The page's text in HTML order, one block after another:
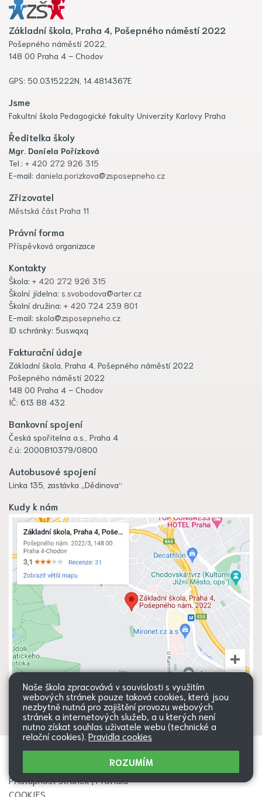
Základní škola, Praha 4, Pošepného náměstí 2022
Pošepného náměstí 2022,
148 00 Praha 4 – Chodov
GPS: 50.0315222N, 14.4814367E
Jsme
Fakultní škola Pedagogické fakulty Univerzity Karlovy Praha
Ředitelka školy
Mgr. Daniela Pořízková
Tel.: + 420 272 926 315
E-mail: daniela.porizkova@zsposepneho.cz
Zřizovatel
Městská část Praha 11
Právní forma
Příspěvková organizace
Kontakty
Škola: + 420 272 926 315
Školní jídelna: s.svobodova@arter.cz
Školní družina: + 420 724 239 801
E-mail: skola@zsposepneho.cz
ID schránky: 5uswqxq
Fakturační údaje
Základní škola, Praha 4, Pošepného náměstí 2022
Pošepného náměstí 2022
148 00 Praha 4 – Chodov
IČ: 613 88 432
Bankovní spojení
Česká spořitelna a.s., Praha 4
č.ú: 2000810379/0800
Autobusové spojení
Linka 135, zastávka „Dědinova“
Kudy k nám
Všechna práva vyhrazena. Copyright
|Přihlásit|
Přístupnost stránek|Pravidla
COOKIES
Web školy
Naše škola zpracovává v souvislosti s využitím
webových stránek pouze taková cookies, která jsou
nezbytně nutná pro zajištění provozu webových
stránek a internetových služeb, a u kterých není
nutno získat souhlas uživatele webu (technické a
relační cookies). Pravidla cookies
ROZUMÍM